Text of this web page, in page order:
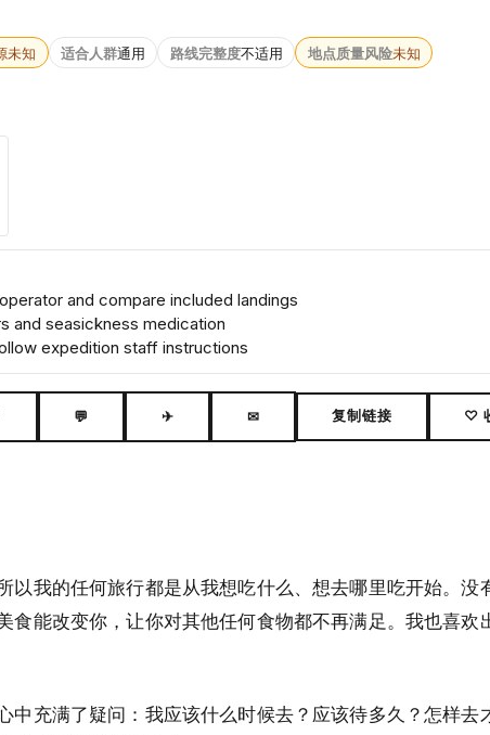
未知 适合人群通用 路线完整度不适用 地点质量风险未知
and compare included landings
and seasickness medication
expedition staff instructions
💬 ✈ ✉ 复制链接 ♡
以我的任何旅行都是从我想吃什么、想去哪里吃开始。没
能改变你，让你对其他任何食物都不再满足。我也喜
中充满了疑问：我应该什么时候去？应该待多久？怎样